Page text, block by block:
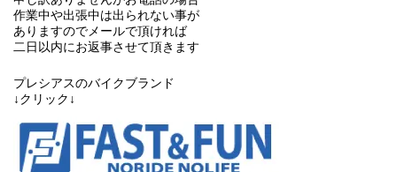
作業中や出張中は出られない事が
ありますのでメールで頂ければ
二日以内にお返事させて頂きます
プレシアスのバイクブランド
↓クリック↓